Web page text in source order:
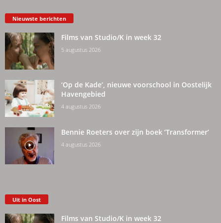
Nieuwste berichten
Films van Studio/K in week 32
5 augustus 2026
‘Op de Kade’, nieuwe voorschool in Oostelijk
Havengebied
4 augustus 2026
Bennie Roeters over zijn boek ‘Transformer’
4 augustus 2026
Uit in Oost
Films van Studio/K in week 32